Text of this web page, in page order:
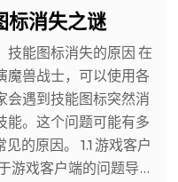
标消失之谜
技能图标消失的原因 在
魔兽战士，可以使用各
会遇到技能图标突然消
能。这个问题可能有多
的原因。 1.1 游戏客户
游戏客户端的问题导...